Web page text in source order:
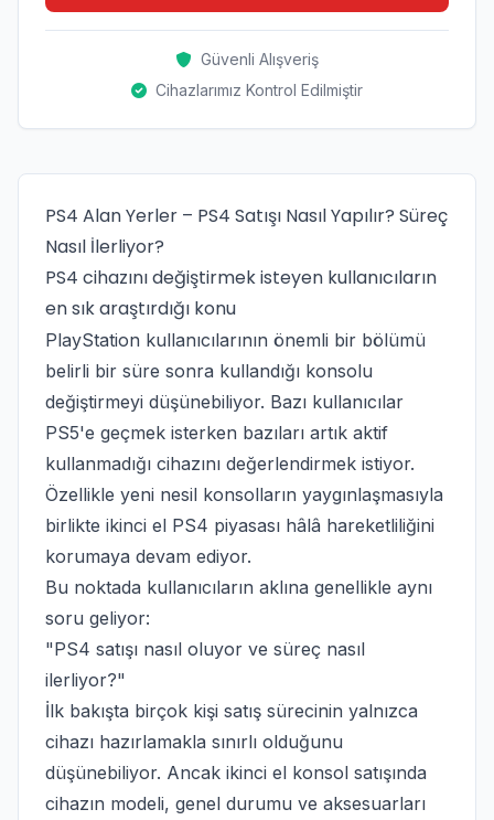
Güvenli Alışveriş
Cihazlarımız Kontrol Edilmiştir
PS4 Alan Yerler – PS4 Satışı Nasıl Yapılır? Süreç
Nasıl İlerliyor?
PS4 cihazını değiştirmek isteyen kullanıcıların
en sık araştırdığı konu
PlayStation kullanıcılarının önemli bir bölümü
belirli bir süre sonra kullandığı konsolu
değiştirmeyi düşünebiliyor. Bazı kullanıcılar
PS5'e geçmek isterken bazıları artık aktif
kullanmadığı cihazını değerlendirmek istiyor.
Özellikle yeni nesil konsolların yaygınlaşmasıyla
birlikte ikinci el PS4 piyasası hâlâ hareketliliğini
korumaya devam ediyor.
Bu noktada kullanıcıların aklına genellikle aynı
soru geliyor:
"PS4 satışı nasıl oluyor ve süreç nasıl
ilerliyor?"
İlk bakışta birçok kişi satış sürecinin yalnızca
cihazı hazırlamakla sınırlı olduğunu
düşünebiliyor. Ancak ikinci el konsol satışında
cihazın modeli, genel durumu ve aksesuarları